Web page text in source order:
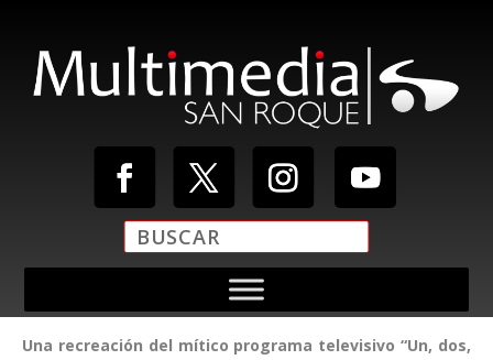
Una recreación del mítico programa televisivo “Un, dos,